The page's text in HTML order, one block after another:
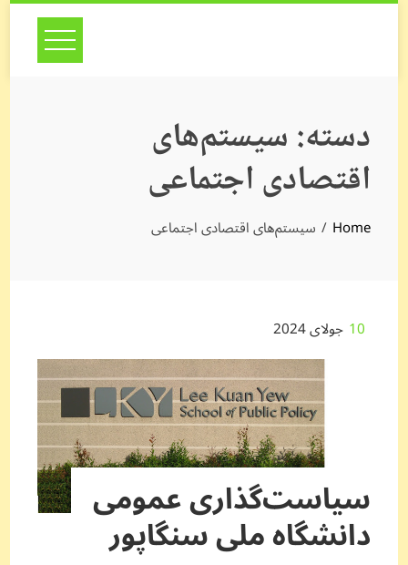
Skip
دسته:سیستم‌های
اقتصادی اجتماعی
Home سیستم‌های اقتصادی اجتماعی
10 جولای 2024
سیاست‌گذاری عمومی
دانشگاه ملی سنگاپور